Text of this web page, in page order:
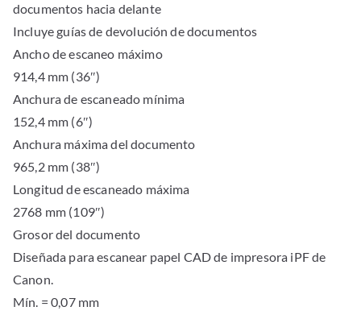
documentos hacia delante
Incluye guías de devolución de documentos
Ancho de escaneo máximo
914,4 mm (36″)
Anchura de escaneado mínima
152,4 mm (6″)
Anchura máxima del documento
965,2 mm (38″)
Longitud de escaneado máxima
2768 mm (109″)
Grosor del documento
Diseñada para escanear papel CAD de impresora iPF de
Canon.
Mín. = 0,07 mm